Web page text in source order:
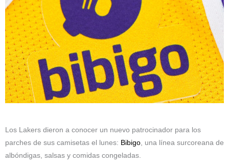
Los Lakers dieron a conocer un nuevo patrocinador para los
parches de sus camisetas el lunes: Bibigo , una línea surcoreana de
albóndigas, salsas y comidas congeladas.